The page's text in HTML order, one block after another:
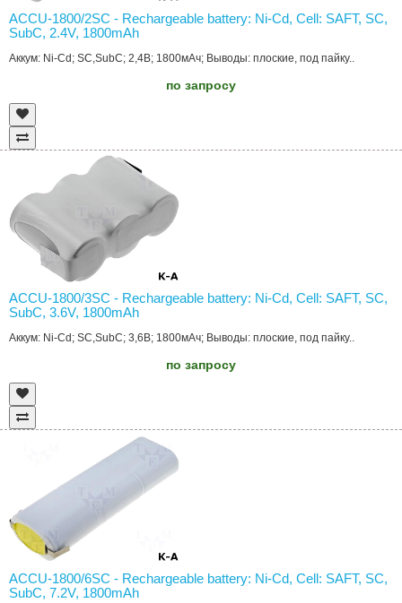
ACCU-1800/2SC - Rechargeable battery: Ni-Cd, Cell: SAFT, SC,
SubC, 2.4V, 1800mAh
Аккум: Ni-Cd; SC,SubC; 2,4В; 1800мАч; Выводы: плоские, под пайку..
по запросу
ACCU-1800/3SC - Rechargeable battery: Ni-Cd, Cell: SAFT, SC,
SubC, 3.6V, 1800mAh
Аккум: Ni-Cd; SC,SubC; 3,6В; 1800мАч; Выводы: плоские, под пайку..
по запросу
ACCU-1800/6SC - Rechargeable battery: Ni-Cd, Cell: SAFT, SC,
SubC, 7.2V, 1800mAh